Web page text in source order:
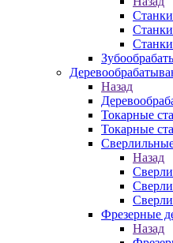
Назад
Токарные
Токарные
Назад
Фрезерные
Назад